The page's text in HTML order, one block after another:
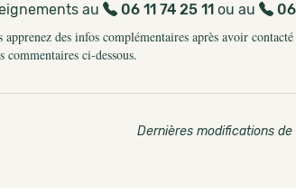
au 06 11 74 25 11 ou au
apprenez des infos complémentaires après avoir
commentaires ci-dessous.
Dernières modifications